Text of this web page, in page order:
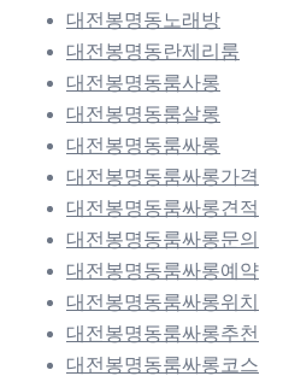
대전봉명동노래방
대전봉명동란제리룸
대전봉명동룸사롱
대전봉명동룸살롱
대전봉명동룸싸롱
대전봉명동룸싸롱가격
대전봉명동룸싸롱견적
대전봉명동룸싸롱문의
대전봉명동룸싸롱예약
대전봉명동룸싸롱위치
대전봉명동룸싸롱추천
대전봉명동룸싸롱코스